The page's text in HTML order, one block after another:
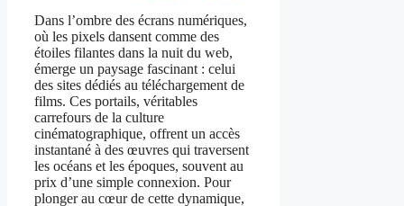
Dans l’ombre des écrans numériques,
où les pixels dansent comme des
étoiles filantes dans la nuit du web,
émerge un paysage fascinant : celui
des sites dédiés au téléchargement de
films. Ces portails, véritables
carrefours de la culture
cinématographique, offrent un accès
instantané à des œuvres qui traversent
les océans et les époques, souvent au
prix d’une simple connexion. Pour
plonger au cœur de cette dynamique,